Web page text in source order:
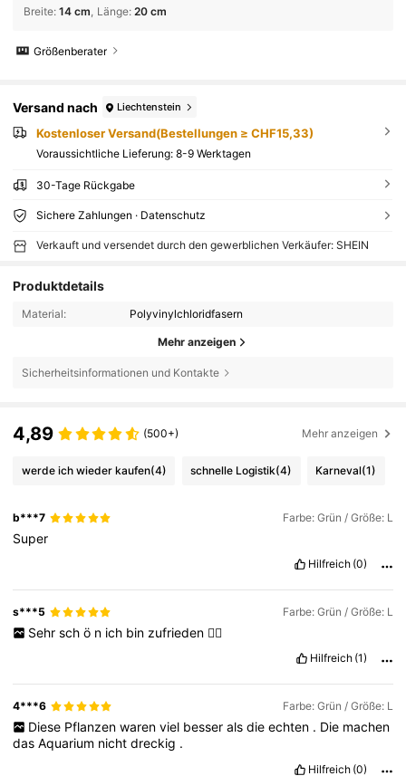
Breite: 14 cm Länge: 20 cm
Größenberater
Versand nach Liechtenstein
Kostenloser Versand(Bestellungen ≥ CHF15,33)
Voraussichtliche Lieferung: 8-9 Werktagen
30-Tage Rückgabe
Sichere Zahlungen · Datenschutz
Verkauft und versendet durch den gewerblichen Verkäufer: SHEIN
Produktdetails
Material: Polyvinylchloridfasern
Mehr anzeigen
Sicherheitsinformationen und Kontakte
4,89 (500+) Mehr anzeigen
werde ich wieder kaufen(4) schnelle Logistik(4) Karneval(1)
b***7 Farbe: Grün / Größe: L
Super
Hilfreich (0)
s***5 Farbe: Grün / Größe: L
Sehr sch ö n ich bin zufrieden 👍🏻
Hilfreich (1)
4***6 Farbe: Grün / Größe: L
Diese Pflanzen waren viel besser als die echten . Die machen
dasAquarium nichtdreckig .
Hilfreich (0)